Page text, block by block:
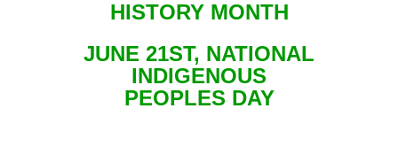
HISTORY MONTH
JUNE 21ST, NATIONAL
INDIGENOUS
PEOPLES DAY